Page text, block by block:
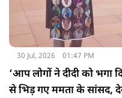
30 Jul, 2026 01:47 PM
‘आप लोगों ने दीदी को भगा
से भिड़ गए ममता के सांसद,